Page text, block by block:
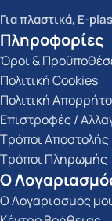
Για πλαστικά, E-
Πληροφορίες
Όροι &
Πολιτική Cookies
Πολιτική
Επιστροφές /
Τρόποι Αποστολής
Τρόποι Πληρωμής
Ο
Ο Λογαριασμός